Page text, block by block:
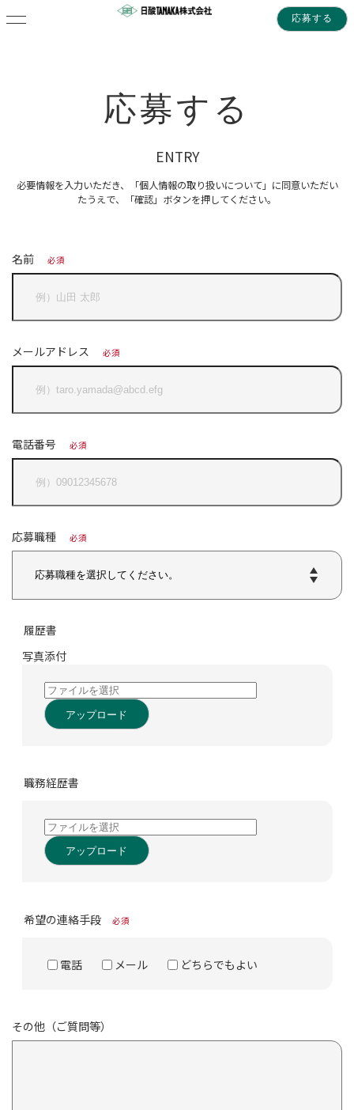
応募する
応募する
ENTRY
必要情報を入力いただき、「個人情報の取り扱いについて」に同意いただい
たうえで、「確認」ボタンを押してください。
名前 必須
メールアドレス 必須
電話番号 必須
応募職種 必須
履歴書
写真添付
アップロード
職務経歴書
アップロード
希望の連絡手段 必須
電話 メール どちらでもよい
その他（ご質問等）